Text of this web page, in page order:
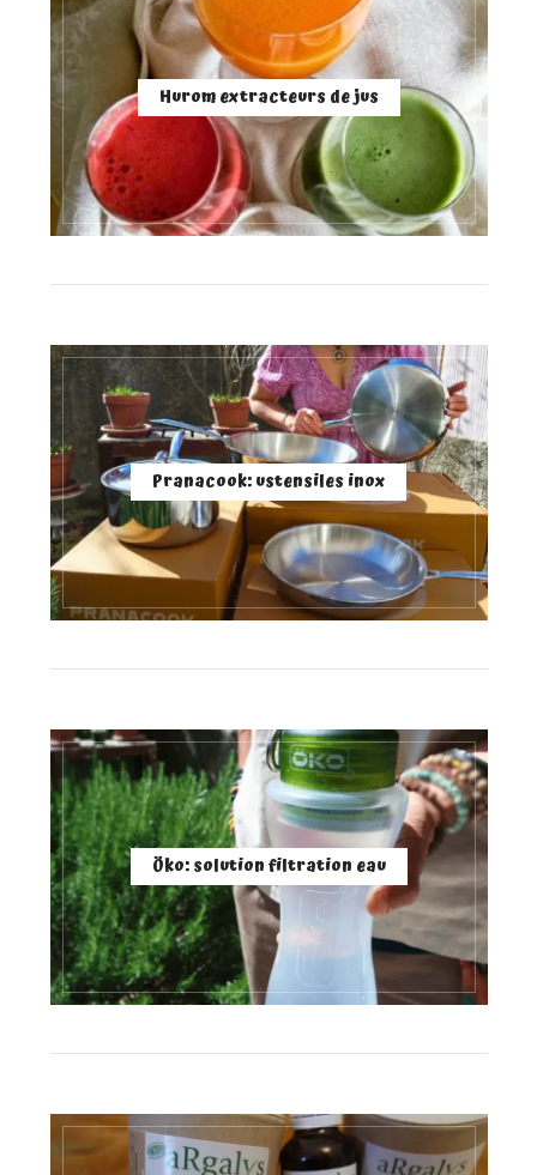
Hurom extracteurs de jus
Pranacook: ustensiles inox
Öko: solution filtration eau